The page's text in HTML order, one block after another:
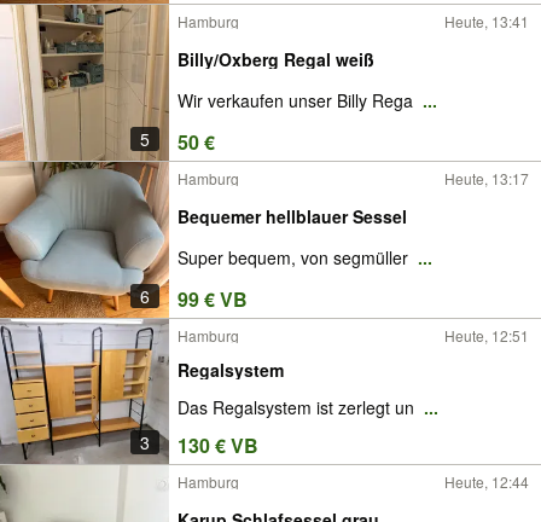
5
Hamburg Heute, 13:41
Billy/Oxberg Regal weiß
Wir verkaufen unser Billy Rega ...
50 €
6
Hamburg Heute, 13:17
Bequemer hellblauer Sessel
Super bequem, von segmüller ...
99 € VB
3
Hamburg Heute, 12:51
Regalsystem
Das Regalsystem ist zerlegt un ...
130 € VB
Hamburg Heute, 12:44